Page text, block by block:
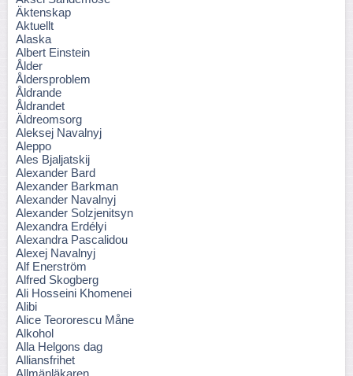
Äktenskap
Aktuellt
Alaska
Albert Einstein
Ålder
Åldersproblem
Åldrande
Åldrandet
Äldreomsorg
Aleksej Navalnyj
Aleppo
Ales Bjaljatskij
Alexander Bard
Alexander Barkman
Alexander Navalnyj
Alexander Solzjenitsyn
Alexandra Erdélyi
Alexandra Pascalidou
Alexej Navalnyj
Alf Enerström
Alfred Skogberg
Ali Hosseini Khomenei
Alibi
Alice Teororescu Måne
Alkohol
Alla Helgons dag
Alliansfrihet
Allmänläkaren